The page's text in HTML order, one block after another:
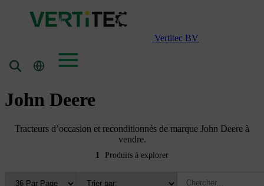
Vertitec BV
John Deere
Tracteurs d’occasion et reconditionnés de marque John Deere à
vendre.
1 Produits à explorer